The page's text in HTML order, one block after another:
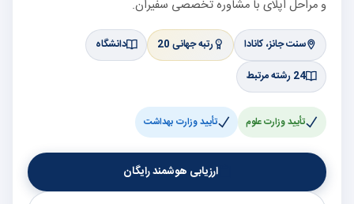
و مراحل اپلای با مشاوره تخصصی سفیران.
سنت جانز، کانادا رتبه جهانی 20
دانشگاه
24 رشته مرتبط
تأیید وزارت علوم تأیید وزارت بهداشت
ارزیابی هوشمند رایگان